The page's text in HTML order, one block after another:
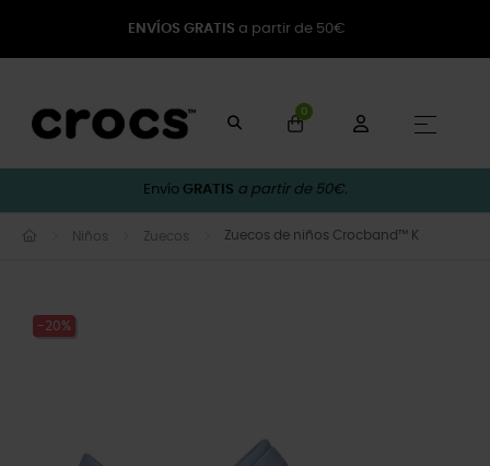
ENVÍOS GRATIS a partir de 50€
0
☰
Envío GRATIS a partir de 50€.
Niños Zuecos Zuecos de niños Crocband™ K
-20%